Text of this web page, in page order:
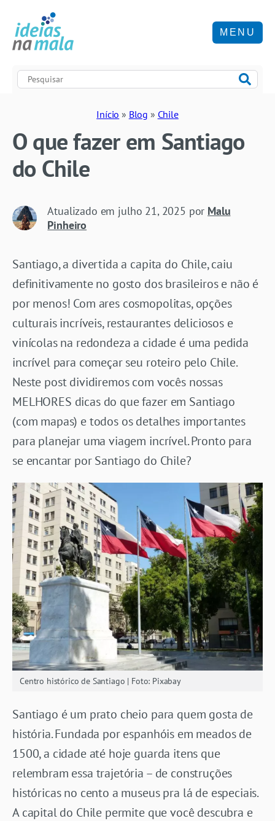
MENU
Início » Blog » Chile
O que fazer em Santiago
do Chile
Atualizado em julho 21, 2025 por Malu
Pinheiro
Santiago, a divertida a capita do Chile, caiu
definitivamente no gosto dos brasileiros e não é
por menos! Com ares cosmopolitas, opções
culturais incríveis, restaurantes deliciosos e
vinícolas na redondeza a cidade é uma pedida
incrível para começar seu roteiro pelo Chile.
Neste post dividiremos com vocês nossas
MELHORES dicas do que fazer em Santiago
(com mapas) e todos os detalhes importantes
para planejar uma viagem incrível. Pronto para
se encantar por Santiago do Chile?
Centro histórico de Santiago | Foto: Pixabay
Santiago é um prato cheio para quem gosta de
história. Fundada por espanhóis em meados de
1500, a cidade até hoje guarda itens que
relembram essa trajetória – de construções
históricas no cento a museus pra lá de especiais.
A capital do Chile permite que você descubra e